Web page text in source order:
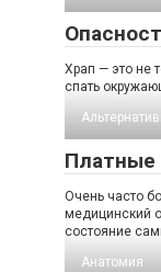
Храп — это не
спать
Платные
Очень часто
медицинский
состояние
Анатомия